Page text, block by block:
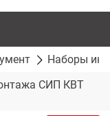
Наборы
СИП КВТ